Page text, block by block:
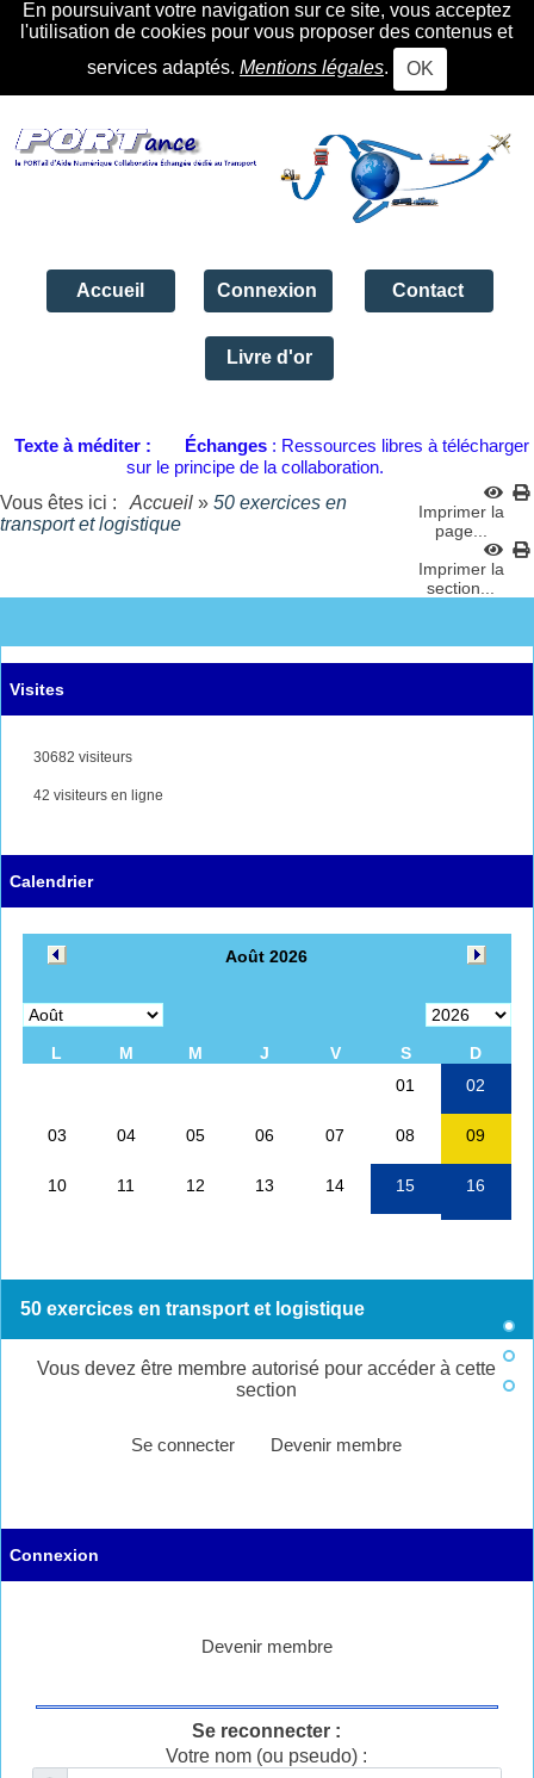
En poursuivant votre navigation sur ce site, vous acceptez
l'utilisation de cookies pour vous proposer des contenus et
services adaptés. Mentions légales. OK
Accueil Connexion Contact
Livre d'or
Texte à méditer : Échanges : Ressources libres à télécharger
sur le principe de la collaboration.
Vous êtes ici :
Accueil » 50 exercices en
transport et logistique
Imprimer la
page...
Imprimer la
section...
Visites
30682 visiteurs
42 visiteurs en ligne
Calendrier
50 exercices en transport et logistique
Vous devez être membre autorisé pour accéder à cette
section
Se connecter Devenir membre
Connexion
Devenir membre
Se reconnecter :
Votre nom (ou pseudo) :